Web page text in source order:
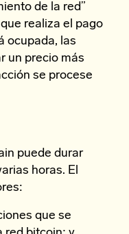
de la red”
realiza el pago
ocupada, las
un precio más
se procese
puede durar
horas. El
que se